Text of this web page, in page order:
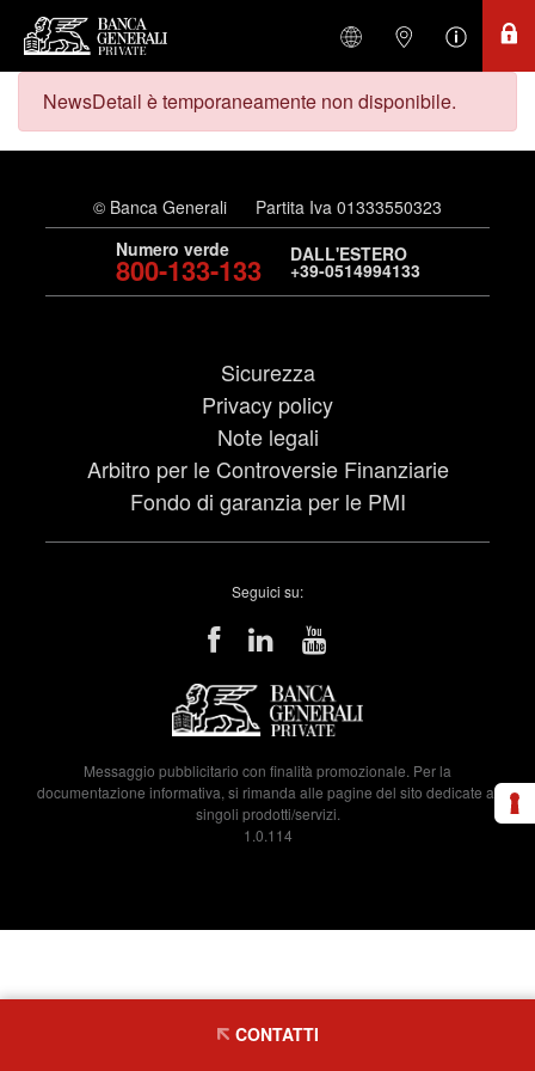
NewsDetail è temporaneamente non disponibile.
© Banca Generali
Partita Iva 01333550323
Numero verde
800-133-133 DALL'ESTERO
+39-0514994133
Sicurezza
Privacy policy
Note legali
Arbitro per le Controversie Finanziarie
Fondo di garanzia per le PMI
Seguici su:
Messaggio pubblicitario con finalità promozionale. Per la
documentazione informativa, si rimanda alle pagine del sito dedicate ai
singoli prodotti/servizi.
1.0.114
CONTATTI